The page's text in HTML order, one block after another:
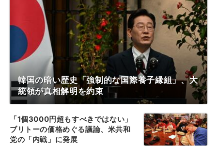
韓国の暗い歴史「強制的な国際養子縁組」、大
統領が真相解明を約束
「1個3000円超もすべきではない」
ブリトーの価格めぐる議論、米共和
党の「内戦」に発展